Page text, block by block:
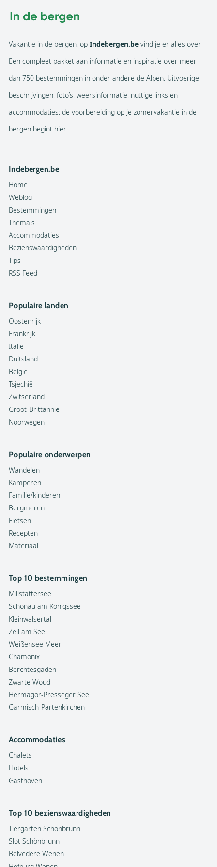
Vakantie in de bergen, op Indebergen.be vind je er alles over.
Een compleet pakket aan informatie en inspiratie over meer
dan 750 bestemmingen in onder andere de Alpen. Uitvoerige
beschrijvingen, foto’s, weersinformatie, nuttige links en
accommodaties; de voorbereiding op je zomervakantie in de
bergen begint hier.
Indebergen.be
Home
Weblog
Bestemmingen
Thema's
Accommodaties
Bezienswaardigheden
Tips
RSS Feed
Populaire landen
Oostenrijk
Frankrijk
Italië
Duitsland
België
Tsjechië
Zwitserland
Groot-Brittannië
Noorwegen
Populaire onderwerpen
Wandelen
Kamperen
Familie/kinderen
Bergmeren
Fietsen
Recepten
Materiaal
Top 10 bestemmingen
Millstättersee
Schönau am Königssee
Kleinwalsertal
Zell am See
Weißensee Meer
Chamonix
Berchtesgaden
Zwarte Woud
Hermagor-Presseger See
Garmisch-Partenkirchen
Accommodaties
Chalets
Hotels
Gasthoven
Top 10 bezienswaardigheden
Tiergarten Schönbrunn
Slot Schönbrunn
Belvedere Wenen